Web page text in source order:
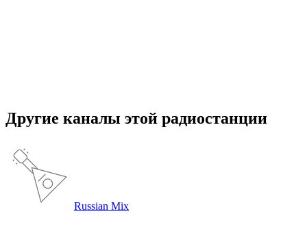
Другие каналы этой радиостанции
Russian Mix